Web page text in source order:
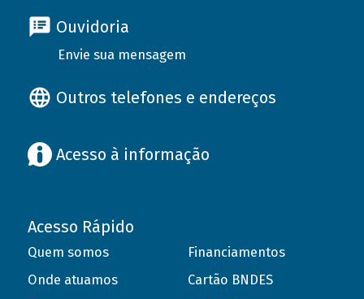
Ouvidoria
Envie sua mensagem
Outros telefones e endereços
Acesso à informação
Acesso Rápido
Quem somos
Onde atuamos
Financiamentos
Cartão BNDES